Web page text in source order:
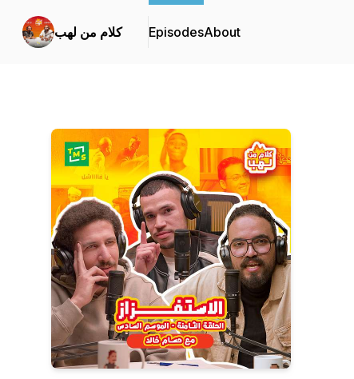
كلام من لهب EpisodesAbout